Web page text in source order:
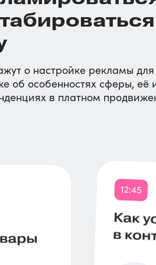
о настройке рекламы
об особенностях сферы, её
в платном